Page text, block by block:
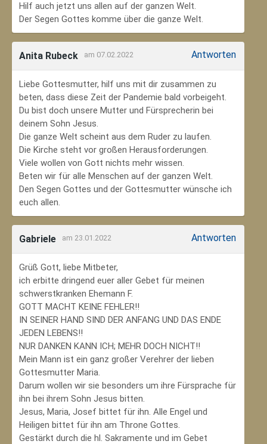
Hilf auch jetzt uns allen auf der ganzen Welt.
Der Segen Gottes komme über die ganze Welt.
Anita Rubeck am 07.02.2022 Antworten
Liebe Gottesmutter, hilf uns mit dir zusammen zu
beten, dass diese Zeit der Pandemie bald vorbeigeht.
Du bist doch unsere Mutter und Fürsprecherin bei
deinem Sohn Jesus.
Die ganze Welt scheint aus dem Ruder zu laufen.
Die Kirche steht vor großen Herausforderungen.
Viele wollen von Gott nichts mehr wissen.
Beten wir für alle Menschen auf der ganzen Welt.
Den Segen Gottes und der Gottesmutter wünsche ich
euch allen.
Gabriele am 23.01.2022 Antworten
Grüß Gott, liebe Mitbeter,
ich erbitte dringend euer aller Gebet für meinen
schwerstkranken Ehemann F.
GOTT MACHT KEINE FEHLER!!
IN SEINER HAND SIND DER ANFANG UND DAS ENDE
JEDEN LEBENS!!
NUR DANKEN KANN ICH; MEHR DOCH NICHT!!
Mein Mann ist ein ganz großer Verehrer der lieben
Gottesmutter Maria.
Darum wollen wir sie besonders um ihre Fürsprache für
ihn bei ihrem Sohn Jesus bitten.
Jesus, Maria, Josef bittet für ihn. Alle Engel und
Heiligen bittet für ihn am Throne Gottes.
Gestärkt durch die hl. Sakramente und im Gebet